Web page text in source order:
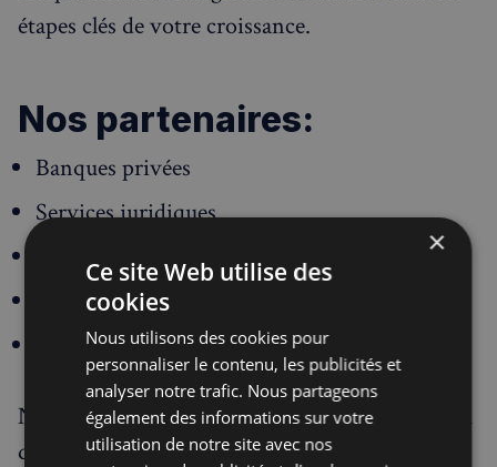
étapes clés de votre croissance.
Nos partenaires:
Banques privées
Services juridiques
Droit du travail
Fonds de pension
Branding et marketing
Nous sommes votre partenaire de projet dans la
durée. Que vous soyez une startup ou un grand
×
Ce site Web utilise des
cookies
Nous utilisons des cookies pour
personnaliser le contenu, les publicités et
analyser notre trafic. Nous partageons
également des informations sur votre
utilisation de notre site avec nos